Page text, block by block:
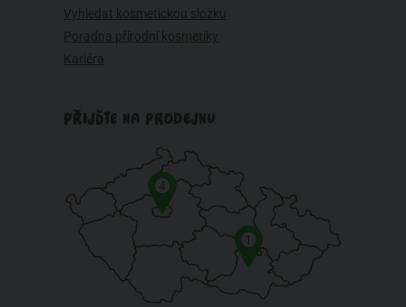
Vyhledat kosmetickou složku
Poradna přírodní kosmetiky
Kariéra
PŘIJĎTE NA PRODEJNU
1
4